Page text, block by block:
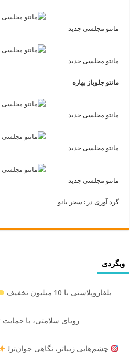
مانتو مجلسی جدید
مانتو مجلسی جدید
مانتو جلوباز بهاره
مانتو مجلسی جدید
مانتو مجلسی جدید
مانتو مجلسی جدید
گرد آوری در : سحر بانو
وبگردی
بلفاروپلاستی با 10 میلیون تخفیف
رویای سلامتی، با
چشم‌هایی زیباتر، نگاهی جوان‌تر!